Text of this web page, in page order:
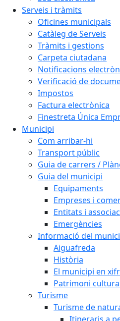
Serveis i tràmits
Oficines municipals
Catàleg de Serveis
Tràmits i gestions
Carpeta ciutadana
Notificacions
Verificació de
Impostos
Factura electrònica
Finestreta Única
Municipi
Com arribar-hi
Transport públic
Guia de carrers /
Guia del municipi
Equipaments
Empreses i
Entitats i
Emergències
Informació del
Aiguafreda
Història
El municipi en
Patrimoni
Turisme
Turisme de